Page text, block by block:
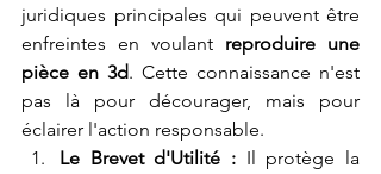
juridiques principales qui peuvent être
enfreintes en voulant reproduire une
pièce en 3d. Cette connaissance n'est
pas là pour décourager, mais pour
éclairer l'action responsable.
Le Brevet d'Utilité :